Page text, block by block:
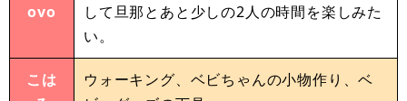
ovo
して旦那とあと少しの2人の時間を楽しみた
い。
こは
ウォーキング、ベビちゃんの小物作り、ベ